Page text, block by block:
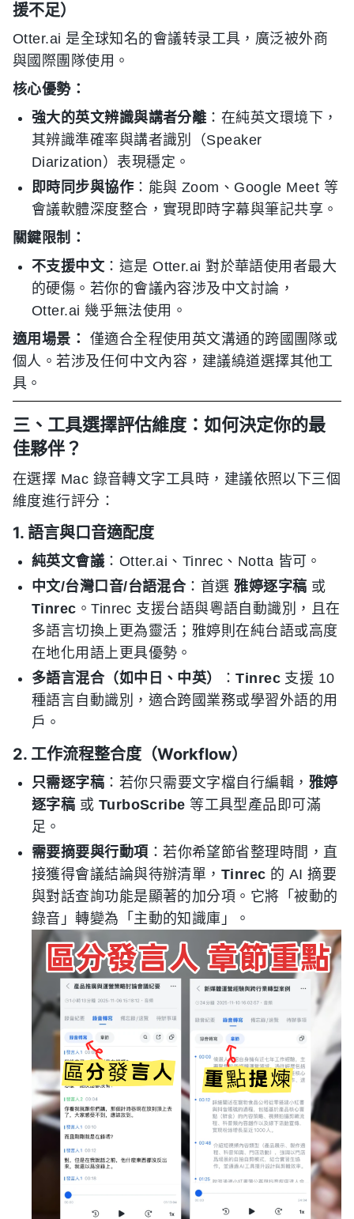
援不足）
Otter.ai 是全球知名的會議转录工具，廣泛被外商
與國際團隊使用。
核心優勢：
強大的英文辨識與講者分離 ：在純英文環境下，
其辨識準確率與講者識別（Speaker
Diarization）表現穩定。
即時同步與協作 ：能與 Zoom、Google Meet 等
會議軟體深度整合，實現即時字幕與筆記共享。
關鍵限制：
不支援中文：這是 Otter.ai 對於華語使用者最大
的硬傷。若你的會議內容涉及中文討論，
Otter.ai 幾乎無法使用。
適用場景：
僅適合全程使用英文溝通的跨國團隊或
個人。若涉及任何中文內容，建議繞道選擇其他工
具。
三、工具選擇評估維度：如何決定你的最
佳夥伴？
在選擇 Mac 錄音轉文字工具時，建議依照以下三個
維度進行評分：
1. 語言與口音適配度
純英文會議 ：Otter.ai、Tinrec、Notta 皆可。
中文/台灣口音/台語混合：首選雅婷逐字稿 或
Tinrec 。Tinrec 支援台語與粵語自動識別，且在
多語言切換上更為靈活；雅婷則在純台語或高度
在地化用語上更具優勢。
多語言混合（如中日、中英）
：Tinrec 支援 10
種語言自動識別，適合跨國業務或學習外語的用
戶。
2. 工作流程整合度（Workflow）
只需逐字稿 ：若你只需要文字檔自行編輯， 雅婷
逐字稿 或 TurboScribe 等工具型產品即可滿
足。
需要摘要與行動項 ：若你希望節省整理時間，直
接獲得會議結論與待辦清單， Tinrec 的 AI 摘要
與對話查詢功能是顯著的加分項。它將「被動的
錄音」轉變為「主動的知識庫」。